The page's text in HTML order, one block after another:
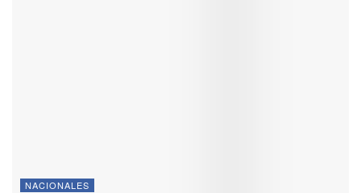
NACIONALES